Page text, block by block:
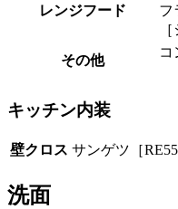
レンジフード
フ
その他
コ
キッチン内装
壁クロス サンゲツ［
洗面